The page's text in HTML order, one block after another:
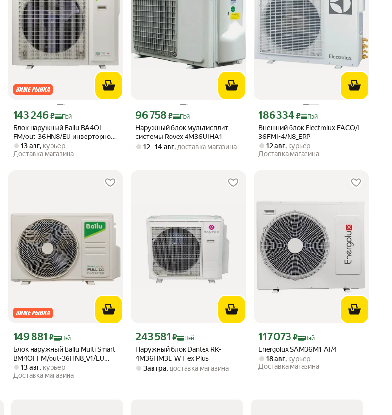
Блок наружный Ballu BA4OI-
FM/out-36HN8/EU инверторной
мульти сплит-системы
Цена с картой Яндекс Пэй 143246 ₽ вместо
143 246₽ Пэй
13 авг, курьер
Доставка магазина
Наружный блок мультисплит-
системы Rovex 4M36UIHA1
Цена с картой Яндекс Пэй 96758 ₽ вместо
96 758 ₽ Пэй
12 – 14 авг, доставка магазина
Внешний блок Electrolux EACO/I-
36FMI-4/N8_ERP
Цена с картой Яндекс Пэй 186334 ₽ вместо
186 334 ₽ Пэй
12 авг, курьер
Доставка магазина
Блок наружный Ballu Multi Smart
BM4OI-FM/out-36HN8_V1/EU
инверторной мульти сплит-
системы
Цена с картой Яндекс Пэй 149881 ₽ вместо
149 881 ₽ Пэй
13 авг, курьер
Доставка магазина
Наружный блок Dantex RK-
4M36HM3E-W Flex Plus
Цена с картой Яндекс Пэй 243581 ₽ вместо
243 581 ₽ Пэй
Завтра, доставка магазина
Energolux SAM36M1-AI/4
Цена с картой Яндекс Пэй 117073 ₽ вместо
117 073 ₽ Пэй
18 авг, курьер
Доставка магазина